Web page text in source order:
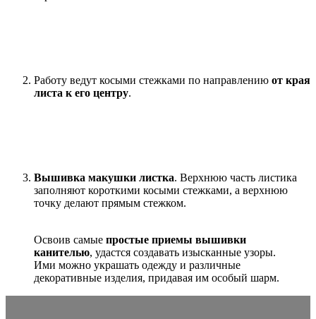
Работу ведут косыми стежками по направлению от края
листа к его центру.
Вышивка макушки листка. Верхнюю часть листика
заполняют короткими косыми стежками, а верхнюю
точку делают прямым стежком.
Освоив самые простые приемы вышивки
канителью, удастся создавать изысканные узоры.
Ими можно украшать одежду и различные
декоративные изделия, придавая им особый шарм.